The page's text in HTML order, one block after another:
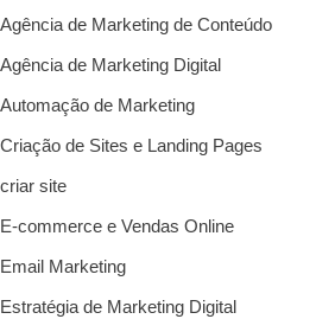
Agência de Marketing de Conteúdo
Agência de Marketing Digital
Automação de Marketing
Criação de Sites e Landing Pages
criar site
E-commerce e Vendas Online
Email Marketing
Estratégia de Marketing Digital